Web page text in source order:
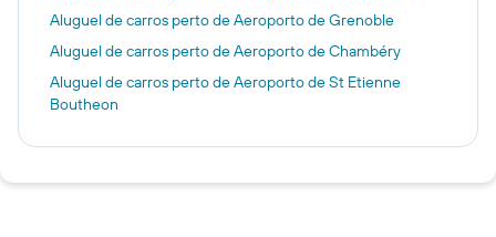
Aluguel de carros perto de Aeroporto de Grenoble
Aluguel de carros perto de Aeroporto de Chambéry
Aluguel de carros perto de Aeroporto de St Etienne
Boutheon